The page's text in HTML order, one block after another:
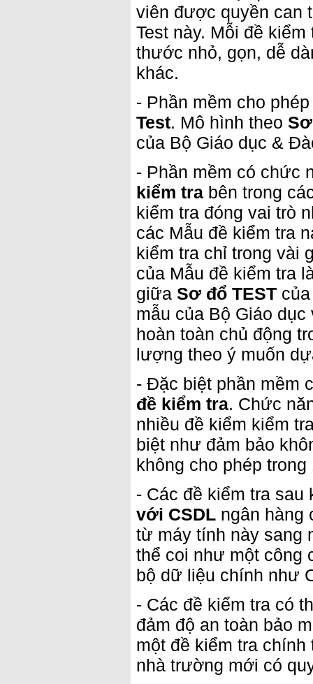
viên được quyền can
Test này. Mỗi đề
thước nhỏ, gọn, dễ
khác.
- Phần mềm cho
Test. Mô hình theo
của Bộ Giáo dục &
- Phần mềm có chức
kiểm tra bên trong
kiểm tra đóng vai trò
các Mẫu đề kiểm tra
kiểm tra chỉ trong vài
của Mẫu đề kiểm tra
giữa Sơ đổ TEST
mẫu của Bộ Giáo
hoàn toàn chủ động
lượng theo ý muốn
- Đặc biệt phần mềm
đề kiểm tra. Chức
nhiều đề kiểm kiểm
biệt như đảm bảo
không cho phép
- Các đề kiểm tra
với CSDL ngân hàng
từ máy tính này sang
thể coi như một công
bộ dữ liệu chính như
- Các đề kiểm tra có
đảm độ an toàn bảo
một đề kiểm tra
nhà trường mới có